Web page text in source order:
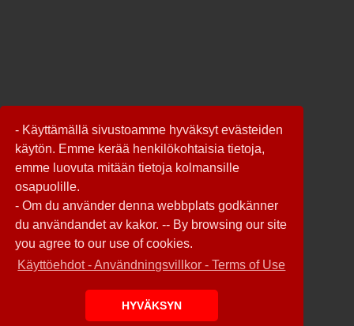
- Käyttämällä sivustoamme hyväksyt evästeiden
käytön. Emme kerää henkilökohtaisia tietoja,
emme luovuta mitään tietoja kolmansille
osapuolille.
- Om du använder denna webbplats godkänner
du användandet av kakor. -- By browsing our site
you agree to our use of cookies.
Käyttöehdot - Användningsvillkor - Terms of Use
HYVÄKSYN